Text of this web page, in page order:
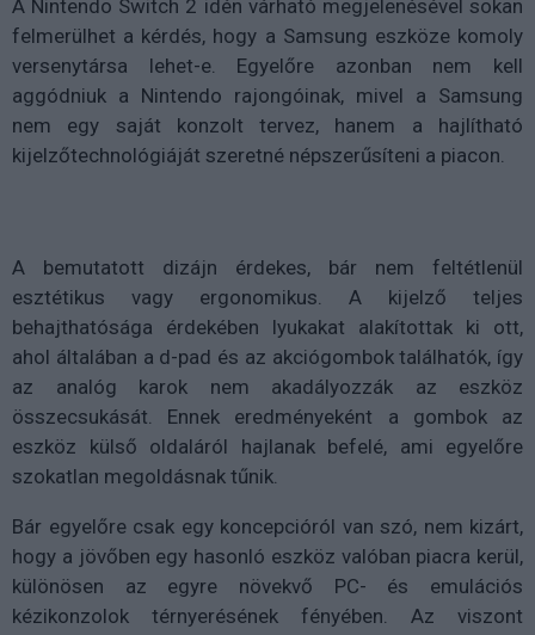
A Nintendo Switch 2 idén várható megjelenésével sokan
felmerülhet a kérdés, hogy a Samsung eszköze komoly
versenytársa lehet-e. Egyelőre azonban nem kell
aggódniuk a Nintendo rajongóinak, mivel a Samsung
nem egy saját konzolt tervez, hanem a hajlítható
kijelzőtechnológiáját szeretné népszerűsíteni a piacon.
A bemutatott dizájn érdekes, bár nem feltétlenül
esztétikus vagy ergonomikus. A kijelző teljes
behajthatósága érdekében lyukakat alakítottak ki ott,
ahol általában a d-pad és az akciógombok találhatók, így
az analóg karok nem akadályozzák az eszköz
összecsukását. Ennek eredményeként a gombok az
eszköz külső oldaláról hajlanak befelé, ami egyelőre
szokatlan megoldásnak tűnik.
Bár egyelőre csak egy koncepcióról van szó, nem kizárt,
hogy a jövőben egy hasonló eszköz valóban piacra kerül,
különösen az egyre növekvő PC- és emulációs
kézikonzolok térnyerésének fényében. Az viszont